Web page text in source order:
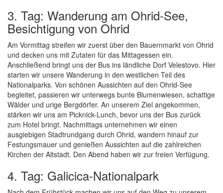
3. Tag: Wanderung am Ohrid-See,
Besichtigung von Ohrid
Am Vormittag streifen wir zuerst über den Bauernmarkt von Ohrid
und decken uns mit Zutaten für das Mittagessen ein.
Anschließend bringt uns der Bus ins ländliche Dorf Velestovo. Hier
starten wir unsere Wanderung in den westlichen Teil des
Nationalparks. Von schönen Aussichten auf den Ohrid-See
begleitet, passieren wir unterwegs bunte Blumenwiesen, schattige
Wälder und urige Bergdörfer. An unserem Ziel angekommen,
stärken wir uns am Picknick-Lunch, bevor uns der Bus zurück
zum Hotel bringt. Nachmittags unternehmen wir einen
ausgiebigen Stadtrundgang durch Ohrid, wandern hinauf zur
Festungsmauer und genießen Aussichten auf die zahlreichen
Kirchen der Altstadt. Den Abend haben wir zur freien Verfügung.
4. Tag: Galicica-Nationalpark